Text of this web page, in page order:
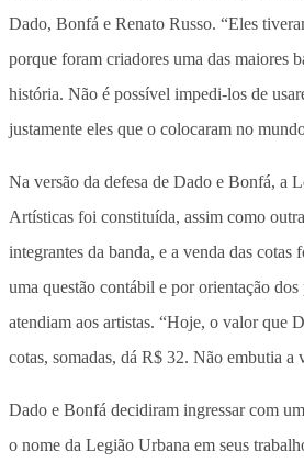
Dado, Bonfá e Renato Russo. “Eles
porque foram criadores uma das maiores
história. Não é possível impedi-los de
justamente eles que o colocaram no
Na versão da defesa de Dado e Bonfá, a
Artísticas foi constituída, assim como
integrantes da banda, e a venda das
uma questão contábil e por orientação
atendiam aos artistas. “Hoje, o valor que
cotas, somadas, dá R$ 32. Não embutia a
Dado e Bonfá decidiram ingressar com
o nome da Legião Urbana em seus